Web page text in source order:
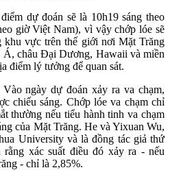
dự đoán sẽ là 10h19 sáng theo
giờ Việt Nam), vì vậy chớp lóe sẽ
khu vực trên thế giới nơi Mặt Trăng
châu Đại Dương, Hawaii và miền
điểm lý tưởng để quan sát.
ngày dự đoán xảy ra va chạm,
chiếu sáng. Chớp lóe va chạm chỉ
thường nếu tiểu hành tinh va chạm
của Mặt Trăng. He và Yixuan Wu,
University và là đồng tác giả thứ
xác suất điều đó xảy ra - nếu
- chỉ là 2,85%.